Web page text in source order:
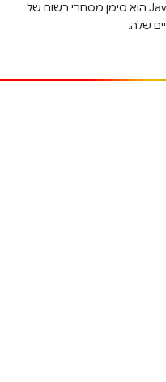
.‏ Java הוא סימן מסחרי רשום של